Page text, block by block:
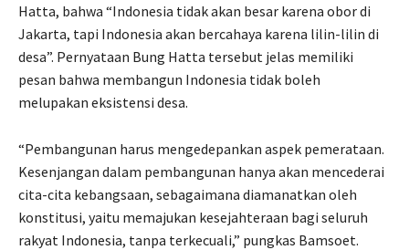
Hatta, bahwa “Indonesia tidak akan besar karena obor di
Jakarta, tapi Indonesia akan bercahaya karena lilin-lilin di
desa”. Pernyataan Bung Hatta tersebut jelas memiliki
pesan bahwa membangun Indonesia tidak boleh
melupakan eksistensi desa.
“Pembangunan harus mengedepankan aspek pemerataan.
Kesenjangan dalam pembangunan hanya akan mencederai
cita-cita kebangsaan, sebagaimana diamanatkan oleh
konstitusi, yaitu memajukan kesejahteraan bagi seluruh
rakyat Indonesia, tanpa terkecuali,” pungkas Bamsoet.